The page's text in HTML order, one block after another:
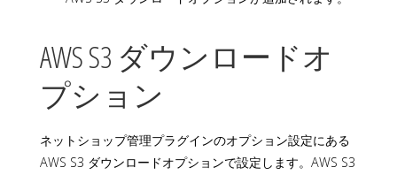
AWS S3 ダウンロードオ
プション
ネットショップ管理プラグインのオプション設定にある
AWS S3 ダウンロードオプションで設定します。AWS S3